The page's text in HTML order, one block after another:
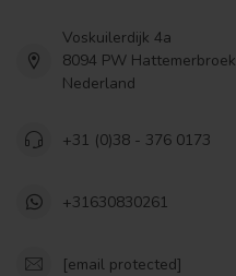
Voskuilerdijk 4a
8094 PW Hattemerbroek
Nederland
+31 (0)38 - 376 0173
+31630830261
[email protected]